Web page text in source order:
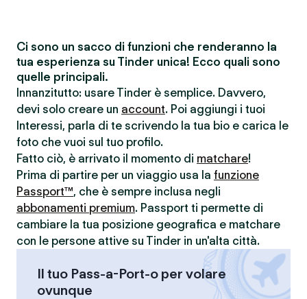
Ci sono un sacco di funzioni che renderanno la
tua esperienza su Tinder unica! Ecco quali sono
quelle principali.
Innanzitutto: usare Tinder è semplice. Davvero,
devi solo creare un account. Poi aggiungi i tuoi
Interessi, parla di te scrivendo la tua bio e carica le
foto che vuoi sul tuo profilo.
Fatto ciò, è arrivato il momento di matchare!
Prima di partire per un viaggio usa la funzione
Passport™, che è sempre inclusa negli
abbonamenti premium. Passport ti permette di
cambiare la tua posizione geografica e matchare
con le persone attive su Tinder in un'alta città.
Il tuo Pass-a-Port-o per volare
ovunque